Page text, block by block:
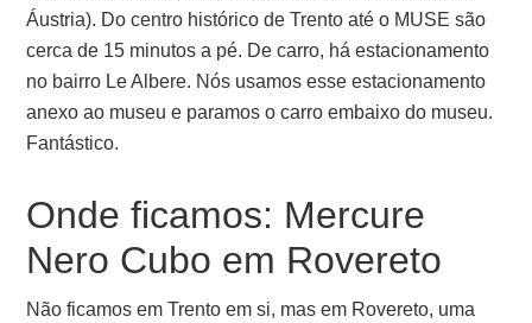
Áustria). Do centro histórico de Trento até o MUSE são
cerca de 15 minutos a pé. De carro, há estacionamento
no bairro Le Albere. Nós usamos esse estacionamento
anexo ao museu e paramos o carro embaixo do museu.
Fantástico.
Onde ficamos: Mercure
Nero Cubo em Rovereto
Não ficamos em Trento em si, mas em Rovereto, uma